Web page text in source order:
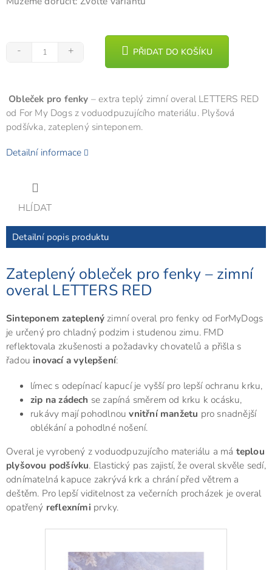
PŘIDAT DO KOŠÍKU
Obleček pro fenky – extra teplý zimní overal LETTERS RED
od For My Dogs z voduodpuzujícího materiálu. Plyšová
podšívka, zateplený sinteponem.
Detailní informace
HLÍDAT
Detailní popis produktu
Zateplený obleček pro fenky – zimní
overal LETTERS RED
Sinteponem zateplený zimní overal pro fenky od ForMyDogs
je určený pro chladný podzim i studenou zimu. FMD
reflektovala zkušenosti a požadavky chovatelů a přišla s
řadou inovací a vylepšení:
límec s odepínací kapucí je vyšší pro lepší ochranu krku,
zip na zádech se zapíná směrem od krku k ocásku,
rukávy mají pohodlnouvnitřní manžetu pro snadnější
oblékání a pohodlné nošení.
Overal je vyrobený z voduodpuzujícího materiálu a má teplou
plyšovou podšívku. Elastický pas zajistí, že overal skvěle sedí,
odnímatelná kapuce zakrývá krk a chrání před větrem a
deštěm. Pro lepší viditelnost za večerních procházek je overal
opatřený reflexními prvky.